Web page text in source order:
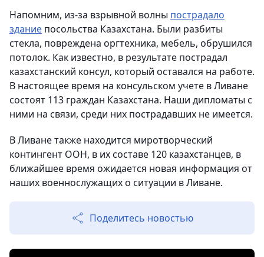
Напомним, из-за взрывной волны пострадало
здание посольства Казахстана. Были разбиты
стекла, повреждена оргтехника, мебель, обрушился
потолок. Как известно, в результате пострадал
казахстанский консул, который оставался на работе.
В настоящее время на консульском учете в Ливане
состоят 113 граждан Казахстана. Наши дипломаты с
ними на связи, среди них пострадавших не имеется.
В Ливане также находится миротворческий
контингент ООН, в их составе 120 казахстанцев, в
ближайшее время ожидается новая информация от
наших военнослужащих о ситуации в Ливане.
Поделитесь новостью